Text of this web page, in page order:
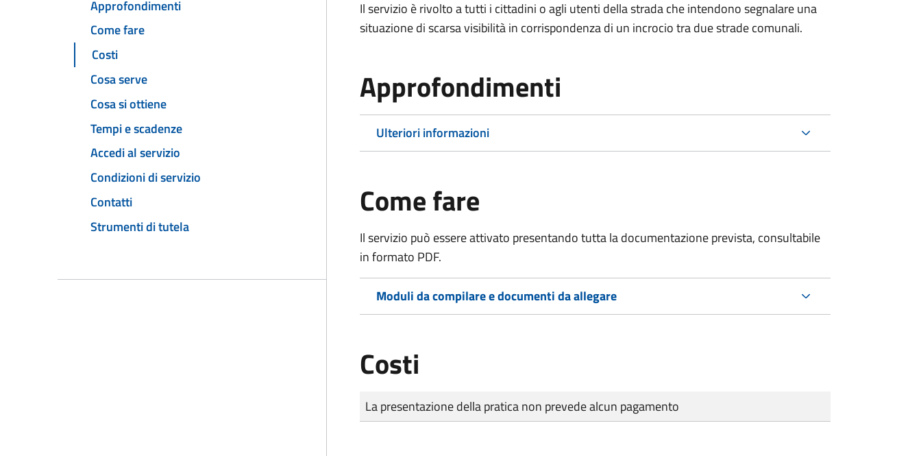
Approfondimenti
Come fare
Costi
Cosa serve
Cosa si ottiene
Tempi e scadenze
Accedi al servizio
Condizioni di servizio
Contatti
Strumenti di tutela
Il servizio è rivolto a tutti i cittadini o agli utenti della strada che intendono segnalare una
situazione di scarsa visibilità in corrispondenza di un incrocio tra due strade comunali.
Approfondimenti
Ulteriori informazioni
Come fare
Il servizio può essere attivato presentando tutta la documentazione prevista, consultabile
in formato PDF.
Moduli da compilare e documenti da allegare
Costi
Tipo di pagamento
Importo
La presentazione della pratica non prevede alcun pagamento